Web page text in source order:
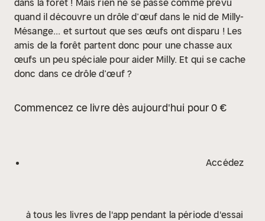
dans la forêt ! Mais rien ne se passe comme prévu
quand il découvre un drôle d’œuf dans le nid de Milly-
Mésange... et surtout que ses œufs ont disparu ! Les
amis de la forêt partent donc pour une chasse aux
œufs un peu spéciale pour aider Milly. Et qui se cache
donc dans ce drôle d’œuf ?
Commencez ce livre dès aujourd'hui pour 0 €
Accédez
à tous les livres de l'app pendant la période d'essai